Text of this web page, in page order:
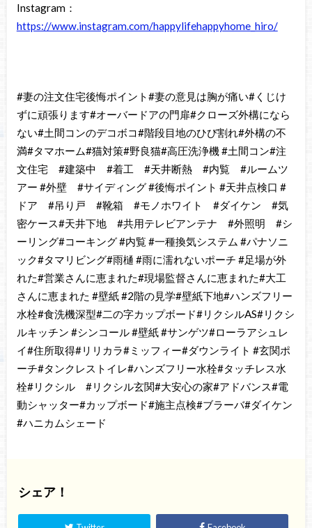
Instagram：
https://www.instagram.com/happylifehappyhome_hiro/
#妻の注文住宅後悔ポイント#妻の意見は胸が痛い#くじけ
ずに頑張ります#オーバードアの門扉#クローズ外構になら
ない#土間コンのデコボコ#階段目地のひび割れ#外構の不
満#タマホーム#猫対策#野良猫#高圧洗浄機 #土間コン#注
文住宅 #建築中 #着工 #天井断熱 #内覧 #ルームツ
アー #外壁 #サイディング #後悔ポイント #天井点検口 #
ドア #吊り戸 #靴箱 #モノホワイト #ダイケン #気
密ケース#天井下地 #共用テレビアンテナ #外照明 #シ
ーリング#コーキング #内覧 #一種換気システム #パナソニ
ック#タマリビング#雨樋 #雨に濡れないポーチ #足場が外
れた#営業さんに恵まれた#現場監督さんに恵まれた#大工
さんに恵まれた #壁紙 #2階の見学#壁紙下地#ハンズフリー
水栓#食洗機深型#二の字カップボード#リクシルAS#リクシ
ルキッチン #シンコール #壁紙 #サンゲツ#ローラアシュレ
イ#住所取得#リリカラ#ミッフィー#ダウンライト #玄関ポ
ーチ#タンクレストイレ#ハンズフリー水栓#タッチレス水
栓#リクシル #リクシル玄関#大安心の家#アドバンス#電
動シャッター#カップボード#施主点検#ブラーバ#ダイケン
#ハニカムシェード
シェア！